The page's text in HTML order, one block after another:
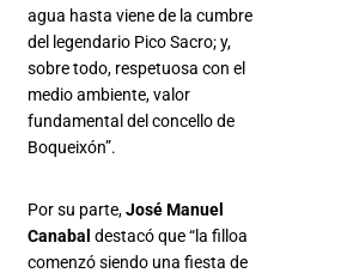
agua hasta viene de la cumbre
del legendario Pico Sacro; y,
sobre todo, respetuosa con el
medio ambiente, valor
fundamental del concello de
Boqueixón”.
Por su parte,José Manuel
Canabal destacó que “la filloa
comenzó siendo una fiesta de